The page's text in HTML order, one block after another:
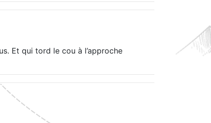
Et qui tord le cou à l’approche